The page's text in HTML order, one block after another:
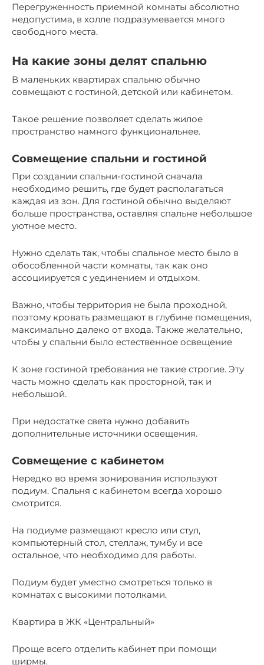
Перегруженность приемной комнаты абсолютно
недопустима, в холле подразумевается много
свободного места.
На какие зоны делят спальню
В маленьких квартирах спальню обычно
совмещают с гостиной, детской или кабинетом.
Такое решение позволяет сделать жилое
пространство намного функциональнее.
Совмещение спальни и гостиной
При создании спальни-гостиной сначала
необходимо решить, где будет располагаться
каждая из зон. Для гостиной обычно выделяют
больше пространства, оставляя спальне небольшое
уютное место.
Нужно сделать так, чтобы спальное место было в
обособленной части комнаты, так как оно
ассоциируется с уединением и отдыхом.
Важно, чтобы территория не была проходной,
поэтому кровать размещают в глубине помещения,
максимально далеко от входа. Также желательно,
чтобы у спальни было естественное освещение
К зоне гостиной требования не такие строгие. Эту
часть можно сделать как просторной, так и
небольшой.
При недостатке света нужно добавить
дополнительные источники освещения.
Совмещение с кабинетом
Нередко во время зонирования используют
подиум. Спальня с кабинетом всегда хорошо
смотрится.
На подиуме размещают кресло или стул,
компьютерный стол, стеллаж, тумбу и все
остальное, что необходимо для работы.
Подиум будет уместно смотреться только в
комнатах с высокими потолками.
Квартира в ЖК «Центральный»
Проще всего отделить кабинет при помощи
ширмы.